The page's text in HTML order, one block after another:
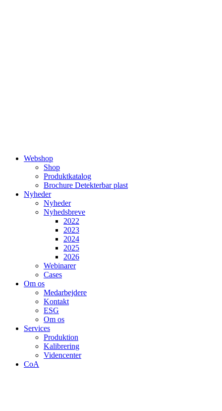
Webshop
Shop
Produktkatalog
Brochure Detekterbar plast
Nyheder
Nyheder
Nyhedsbreve
2022
2023
2024
2025
2026
Webinarer
Cases
Om os
Medarbejdere
Kontakt
ESG
Om os
Services
Produktion
Kalibrering
Videncenter
CoA